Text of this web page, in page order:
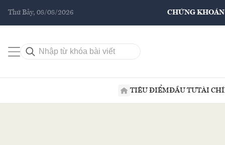
Thứ Bảy, 08/08/2026 CHỨNG KHOÁN
TIÊU ĐIỂMĐẦU TƯTÀI